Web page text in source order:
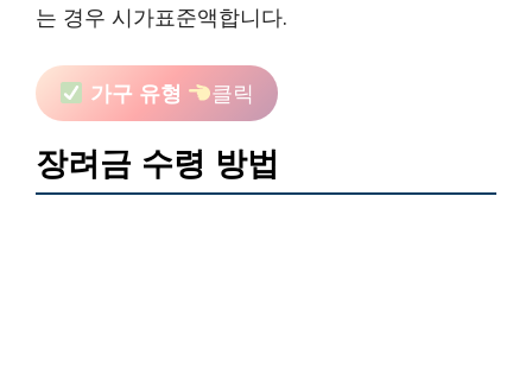
는 경우 시가표준액합니다.
가구 유형 클릭
장려금 수령 방법